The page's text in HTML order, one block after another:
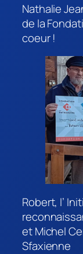
Nathalie
de la
coeur !
Robert, l’
et Michel
Sfaxienne